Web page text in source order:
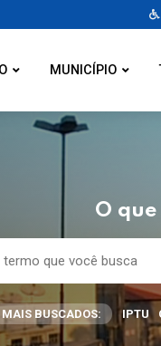
MUNICÍPIO
O
MAIS BUSCADOS: IPTU